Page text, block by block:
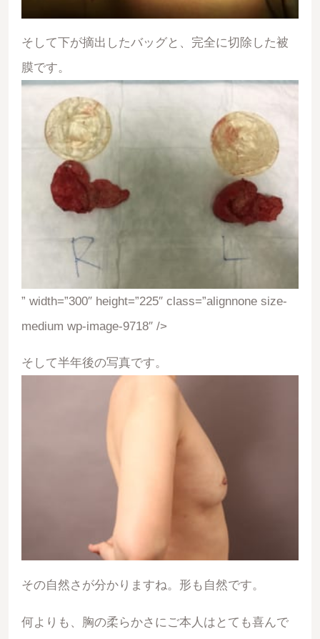
そして下が摘出したバッグと、完全に切除した被
膜です。
” width=”300″ height=”225″ class=”alignnone size-
medium wp-image-9718″ />
そして半年後の写真です。
その自然さが分かりますね。形も自然です。
何よりも、胸の柔らかさにご本人はとても喜んで